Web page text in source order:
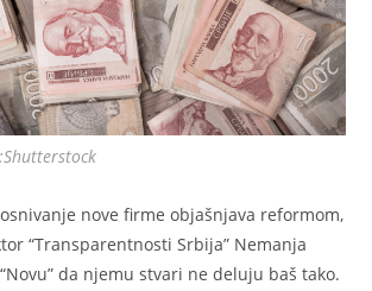
nove firme objašnjava reformom,
“Transparentnosti Srbija” Nemanja
da njemu stvari ne deluju baš tako.